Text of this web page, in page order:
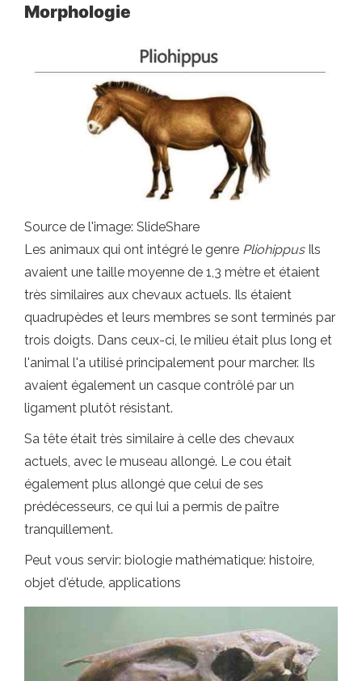
Morphologie
Source de l'image: SlideShare
Les animaux qui ont intégré le genre PliohippusIls
avaient une taille moyenne de 1,3 mètre et étaient
très similaires aux chevaux actuels. Ils étaient
quadrupèdes et leurs membres se sont terminés par
trois doigts. Dans ceux-ci, le milieu était plus long et
l'animal l'a utilisé principalement pour marcher. Ils
avaient également un casque contrôlé par un
ligament plutôt résistant.
Sa tête était très similaire à celle des chevaux
actuels, avec le museau allongé. Le cou était
également plus allongé que celui de ses
prédécesseurs, ce qui lui a permis de paître
tranquillement.
Peut vous servir: biologie mathématique: histoire,
objet d'étude, applications